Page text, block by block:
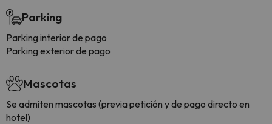
Parking
Parking interior de pago
Parking exterior de pago
Mascotas
Se admiten mascotas (previa petición y de pago directo en
hotel)